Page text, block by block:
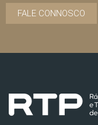
FALE CONNOSCO